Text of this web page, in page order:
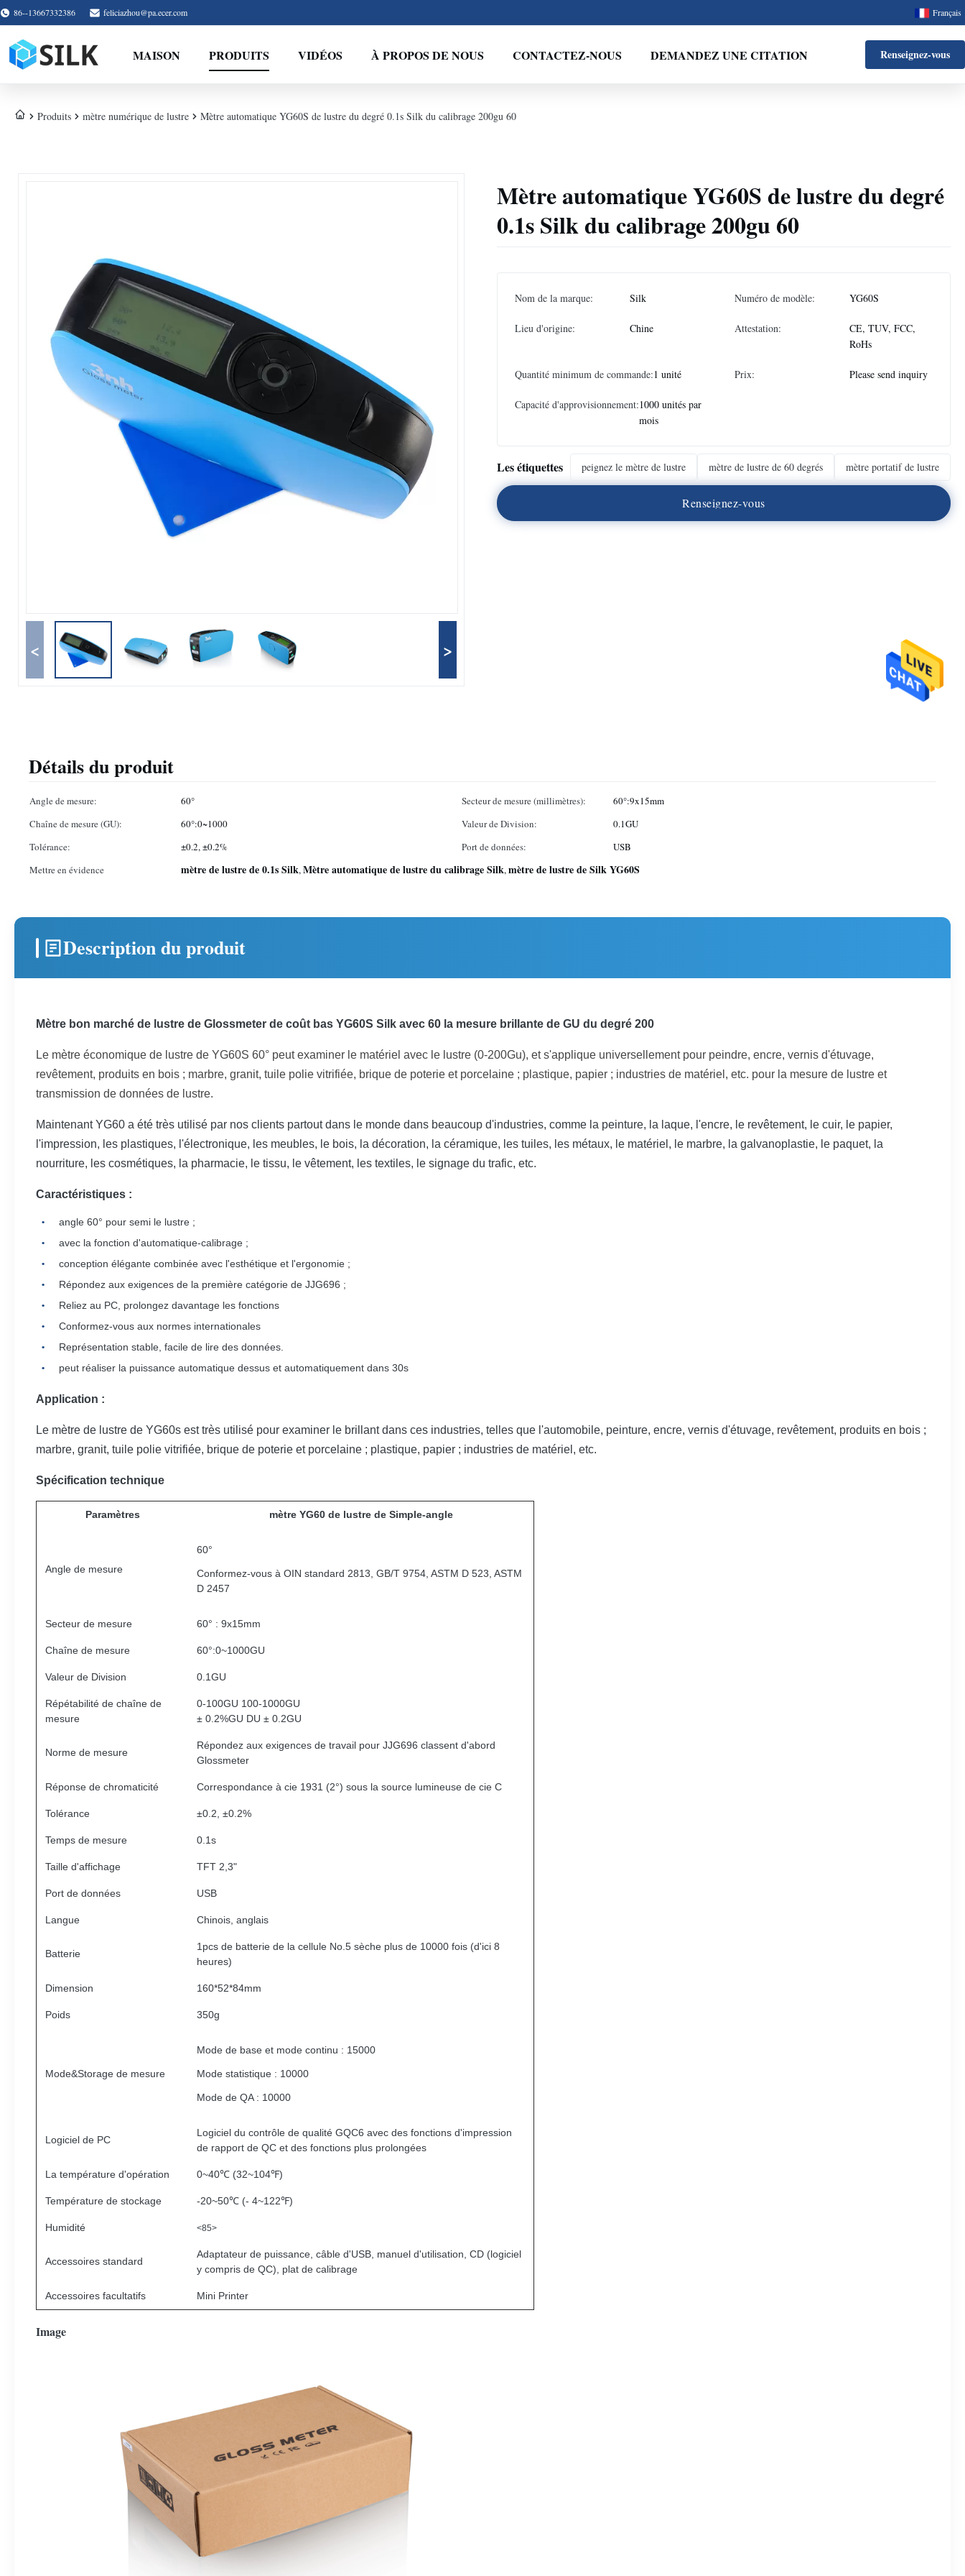
86--13667332386 feliciazhou@pa.ecer.com Français
MAISON PRODUITS VIDÉOS À PROPOS DE NOUS CONTACTEZ-NOUS DEMANDEZ UNE CITATION Renseignez-vous
Produits mètre numérique de lustre Mètre automatique YG60S de lustre du degré 0.1s Silk du calibrage 200gu 60
< >
Mètre automatique YG60S de lustre du degré
0.1s Silk du calibrage 200gu 60
Nom de la marque: Silk Numéro de modèle: YG60S
Lieu d'origine: Chine Attestation:
CE, TUV, FCC,
RoHs
Quantité minimum de commande:1 unité Prix: Please send inquiry
Capacité d'approvisionnement:1000 unités par
mois
Les étiquettes peignez le mètre de lustre mètre de lustre de 60 degrés mètre portatif de lustre
Renseignez-vous
Détails du produit
Angle de mesure: 60° Secteur de mesure (millimètres):
60°:9x15mm
Chaîne de mesure (GU):
60°:0~1000 Valeur de Division:
0.1GU
Tolérance:
±0.2, ±0.2% Port de données:
USB
Mettre en évidence
mètre de lustre de 0.1s Silk,Mètre automatique de lustre du calibrage Silk,mètre de lustre de Silk YG60S
Description du produit
Mètre bon marché de lustre de Glossmeter de coût bas YG60S Silk avec 60 la mesure brillante de GU du degré 200
Le mètre économique de lustre de YG60S 60° peut examiner le matériel avec le lustre (0-200Gu), et s'applique universellement pour peindre, encre, vernis d'étuvage,
revêtement, produits en bois ; marbre, granit, tuile polie vitrifiée, brique de poterie et porcelaine ; plastique, papier ; industries de matériel, etc. pour la mesure de lustre et
transmission de données de lustre.
Maintenant YG60 a été très utilisé par nos clients partout dans le monde dans beaucoup d'industries, comme la peinture, la laque, l'encre, le revêtement, le cuir, le papier,
l'impression, les plastiques, l'électronique, les meubles, le bois, la décoration, la céramique, les tuiles, les métaux, le matériel, le marbre, la galvanoplastie, le paquet, la
nourriture, les cosmétiques, la pharmacie, le tissu, le vêtement, les textiles, le signage du trafic, etc.
Caractéristiques :
angle 60° pour semi le lustre ;
avec la fonction d'automatique-calibrage ;
conception élégante combinée avec l'esthétique et l'ergonomie ;
Répondez aux exigences de la première catégorie de JJG696 ;
Reliez au PC, prolongez davantage les fonctions
Conformez-vous aux normes internationales
Représentation stable, facile de lire des données.
peut réaliser la puissance automatique dessus et automatiquement dans 30s
Application :
Le mètre de lustre de YG60s est très utilisé pour examiner le brillant dans ces industries, telles que l'automobile, peinture, encre, vernis d'étuvage, revêtement, produits en bois ;
marbre, granit, tuile polie vitrifiée, brique de poterie et porcelaine ; plastique, papier ; industries de matériel, etc.
Spécification technique
Paramètres mètre YG60 de lustre de Simple-angle
Angle de mesure
60°
Conformez-vous à OIN standard 2813, GB/T 9754, ASTM D 523, ASTM
D 2457
Secteur de mesure 60° : 9x15mm
Chaîne de mesure 60°:0~1000GU
Valeur de Division 0.1GU
Répétabilité de chaîne de
mesure
0-100GU 100-1000GU
± 0.2%GU DU ± 0.2GU
Norme de mesure
Répondez aux exigences de travail pour JJG696 classent d'abord
Glossmeter
Réponse de chromaticité Correspondance à cie 1931 (2°) sous la source lumineuse de cie C
Tolérance ±0.2, ±0.2%
Temps de mesure 0.1s
Taille d'affichage TFT 2,3"
Port de données USB
Langue Chinois, anglais
Batterie
1pcs de batterie de la cellule No.5 sèche plus de 10000 fois (d'ici 8
heures)
Dimension 160*52*84mm
Poids 350g
Mode&Storage de mesure
Mode de base et mode continu : 15000
Mode statistique : 10000
Mode de QA : 10000
Logiciel de PC
Logiciel du contrôle de qualité GQC6 avec des fonctions d'impression
de rapport de QC et des fonctions plus prolongées
La température d'opération 0~40℃ (32~104℉)
Température de stockage -20~50℃ (- 4~122℉)
Humidité <85>
Accessoires standard
Adaptateur de puissance, câble d'USB, manuel d'utilisation, CD (logiciel
y compris de QC), plat de calibrage
Accessoires facultatifs Mini Printer
Image